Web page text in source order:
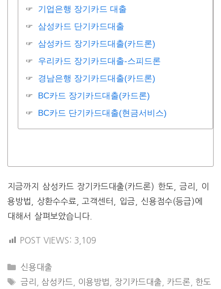
기업은행 장기카드 대출
삼성카드 단기카드대출
삼성카드 장기카드대출(카드론)
우리카드 장기카드대출-스피드론
경남은행 장기카드대출(카드론)
BC카드 장기카드대출(카드론)
BC카드 단기카드대출(현금서비스)
지금까지 삼성카드 장기카드대출(카드론) 한도, 금리, 이
용방법, 상환수수료, 고객센터, 입금, 신용점수(등급)에
대해서 살펴보았습니다.
POST VIEWS: 3,109
CATEGORIES
신용대출
TAGS
금리 삼성카드 이용방법 장기카드대출 카드론
한도